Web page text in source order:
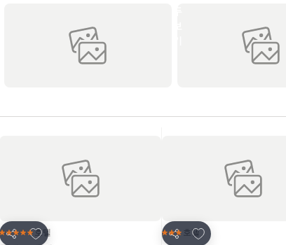
공유
즐겨찾기에 추가
5 성급 호텔
공유
즐겨찾기에 추가
3 성급호텔